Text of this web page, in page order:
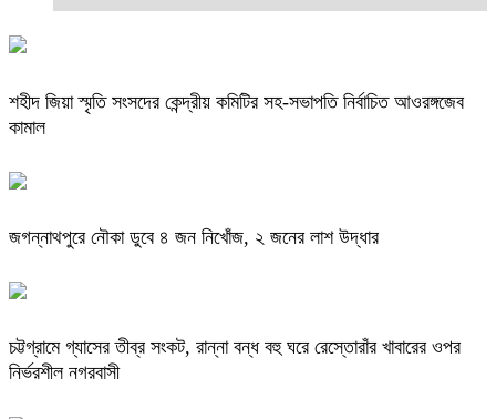
শহীদ জিয়া স্মৃতি সংসদের কেন্দ্রীয় কমিটির সহ-সভাপতি নির্বাচিত আওরঙ্গজেব
কামাল
জগন্নাথপুরে নৌকা ডুবে ৪ জন নিখোঁজ, ২ জনের লাশ উদ্ধার
চট্টগ্রামে গ্যাসের তীব্র সংকট, রান্না বন্ধ বহু ঘরে রেস্তোরাঁর খাবারের ওপর
নির্ভরশীল নগরবাসী